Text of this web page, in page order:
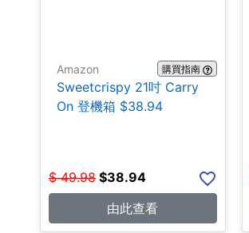
Amazon 購買指南
Sweetcrispy 21吋 Carry
On 登機箱 $38.94
$ 49.98 $38.94
由此查看